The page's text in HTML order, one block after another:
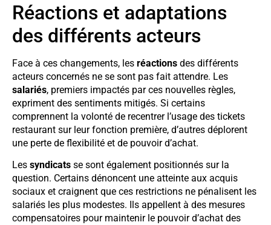
Réactions et adaptations
des différents acteurs
Face à ces changements, les réactions des différents
acteurs concernés ne se sont pas fait attendre. Les
salariés, premiers impactés par ces nouvelles règles,
expriment des sentiments mitigés. Si certains
comprennent la volonté de recentrer l’usage des tickets
restaurant sur leur fonction première, d’autres déplorent
une perte de flexibilité et de pouvoir d’achat.
Les syndicats se sont également positionnés sur la
question. Certains dénoncent une atteinte aux acquis
sociaux et craignent que ces restrictions ne pénalisent les
salariés les plus modestes. Ils appellent à des mesures
compensatoires pour maintenir le pouvoir d’achat des